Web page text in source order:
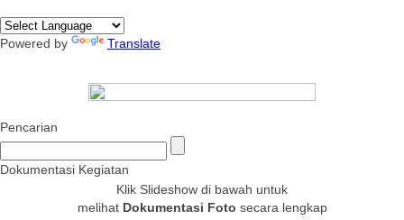
Powered by Translate
Pencarian
Dokumentasi Kegiatan
Klik Slideshow di bawah untuk
melihat Dokumentasi Foto secara lengkap